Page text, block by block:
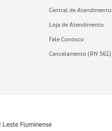
Central de Atendimento
Loja de Atendimento
Fale Conosco
Cancelamento (RN 561)
Leste Fluminense